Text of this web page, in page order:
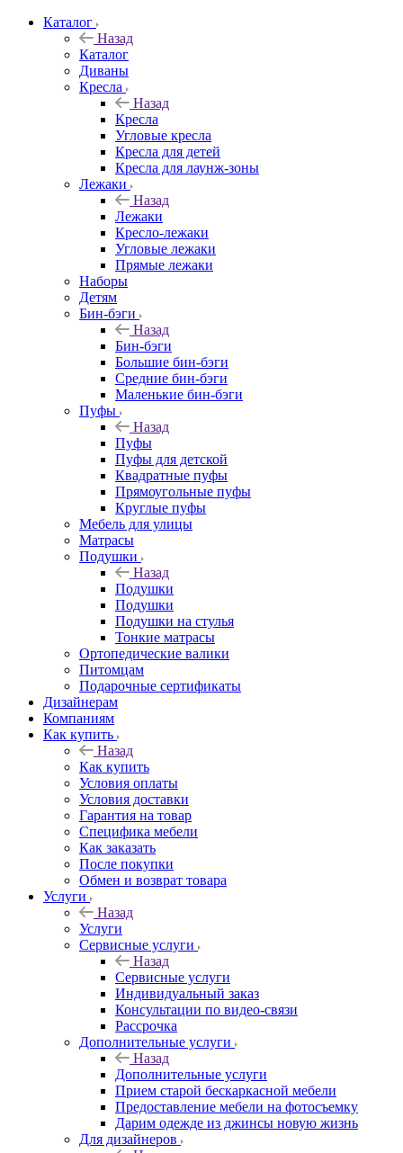
Каталог
Назад
Каталог
Диваны
Кресла
Назад
Кресла
Угловые кресла
Кресла для детей
Кресла для лаунж-зоны
Лежаки
Назад
Лежаки
Кресло-лежаки
Угловые лежаки
Прямые лежаки
Наборы
Детям
Бин-бэги
Назад
Бин-бэги
Большие бин-бэги
Средние бин-бэги
Маленькие бин-бэги
Пуфы
Назад
Пуфы
Пуфы для детской
Квадратные пуфы
Прямоугольные пуфы
Круглые пуфы
Мебель для улицы
Матрасы
Подушки
Назад
Подушки
Подушки
Подушки на стулья
Тонкие матрасы
Ортопедические валики
Питомцам
Подарочные сертификаты
Дизайнерам
Компаниям
Как купить
Назад
Как купить
Условия оплаты
Условия доставки
Гарантия на товар
Специфика мебели
Как заказать
После покупки
Обмен и возврат товара
Услуги
Назад
Услуги
Сервисные услуги
Назад
Сервисные услуги
Индивидуальный заказ
Консультации по видео-связи
Рассрочка
Дополнительные услуги
Назад
Дополнительные услуги
Прием старой бескаркасной мебели
Предоставление мебели на фотосъемку
Дарим одежде из джинсы новую жизнь
Для дизайнеров